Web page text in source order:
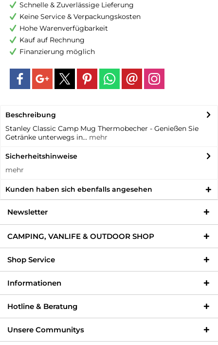
Schnelle & Zuverlässige Lieferung
Keine Service & Verpackungskosten
Hohe Warenverfügbarkeit
Kauf auf Rechnung
Finanzierung möglich
Beschreibung
Stanley Classic Camp Mug Thermobecher - Genießen Sie
Getränke unterwegs in... mehr
Sicherheitshinweise
mehr
Kunden haben sich ebenfalls angesehen
Newsletter
CAMPING, VANLIFE & OUTDOOR SHOP
Shop Service
Informationen
Hotline & Beratung
Unsere Communitys